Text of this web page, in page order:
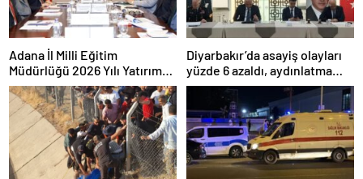
Adana İl Milli Eğitim
Müdürlüğü 2026 Yılı Yatırım
Programı değerlendirildi
Diyarbakır’da asayiş olayları
yüzde 6 azaldı, aydınlatma
oranı yüzde 98’e yükseldi